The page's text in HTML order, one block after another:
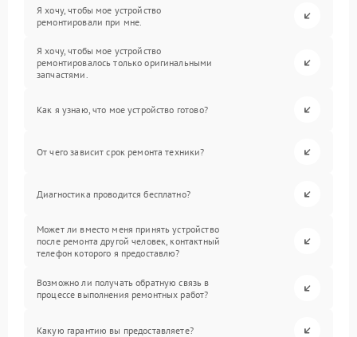
Я хочу, чтобы мое устройство
ремонтировали при мне.
Я хочу, чтобы мое устройство
ремонтировалось только оригинальными
запчастями.
Как я узнаю, что мое устройство готово?
От чего зависит срок ремонта техники?
Диагностика проводится бесплатно?
Может ли вместо меня принять устройство
после ремонта другой человек, контактный
телефон которого я предоставлю?
Возможно ли получать обратную связь в
процессе выполнения ремонтных работ?
Какую гарантию вы предоставляете?